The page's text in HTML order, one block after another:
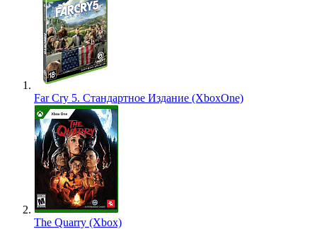
Far Cry 5. Стандартное Издание (XboxOne)
The Quarry (Xbox)